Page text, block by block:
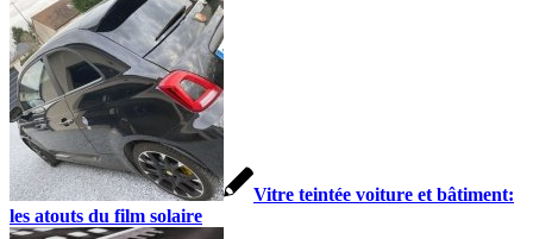
Vitre teintée voiture et bâtiment:
les atouts du film solaire